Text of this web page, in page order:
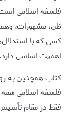
فلسفه اسلامی
ظن، مشهورات،
کسی که با
اهمیت اساسی دارد.
کتاب همچنین به
فلسفه اسلامی همه
فقط در مقام